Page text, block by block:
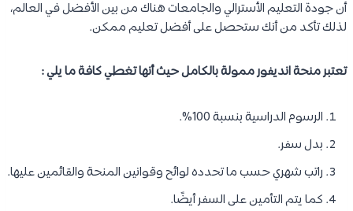
أن جودة التعليم الأسترالي والجامعات هناك من بين الأفضل في العالم،
لذلك تأكد من أنك ستحصل على أفضل تعليم ممكن.
تعتبر منحة انديفور ممولة بالكامل حيث أنها تغطي كافة ما يلي :
الرسوم الدراسية بنسبة 100%.
بدل سفر.
راتب شهري حسب ما تحدده لوائح وقوانين المنحة والقائمين عليها.
كما يتم التأمين على السفر أيضًا.